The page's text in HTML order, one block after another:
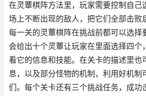
在灵蕈棋阵方法里，玩家需要控制自己
场上不断出现的敌人，把它们全部击败
每一关的灵蕈棋阵在挑战前都可以选择
会给出十个灵蕈让玩家在里面选择四个
看它的信息和技能。在关卡的描述里也
息，以及部分怪物的机制，利用好机制
们。每个关卡还有三个挑战任务，成功